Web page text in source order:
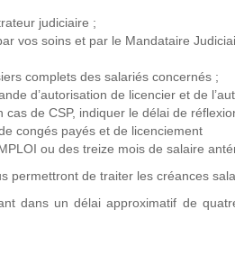
judiciaire ;
vos soins et par le Mandataire
complets des salariés concernés ;
d’autorisation de licencier et de
de CSP, indiquer le délai de
congés payés et de licenciement
ou des treize mois de salaire
permettront de traiter les créances
dans un délai approximatif de